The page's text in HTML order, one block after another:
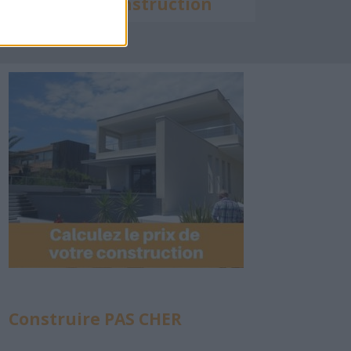
Construire PAS CHER